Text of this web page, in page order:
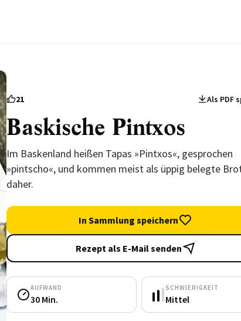
21 Als PDF
Baskische Pintxos
Im Baskenland heißen Tapas »Pintxos«, gesprochen
»pintscho«, und kommen meist als üppig belegte
daher.
In Sammlung speichern
Rezept als E-Mail senden
AUFWAND
30 Min.
SCHWIERIGKEIT
Mittel